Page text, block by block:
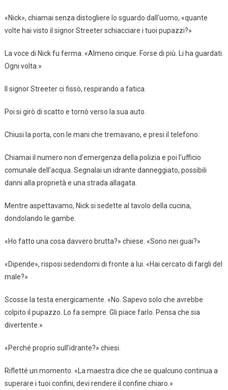
«Nick», chiamai senza distogliere lo sguardo dall’uomo, «quante
volte hai visto il signor Streeter schiacciare i tuoi pupazzi?»
La voce di Nick fu ferma. «Almeno cinque. Forse di più. Li ha guardati.
Ogni volta.»
Il signor Streeter ci fissò, respirando a fatica.
Poi si girò di scatto e tornò verso la sua auto.
Chiusi la porta, con le mani che tremavano, e presi il telefono.
Chiamai il numero non d’emergenza della polizia e poi l’ufficio
comunale dell’acqua. Segnalai un idrante danneggiato, possibili
danni alla proprietà e una strada allagata.
Mentre aspettavamo, Nick si sedette al tavolo della cucina,
dondolando le gambe.
«Ho fatto una cosa davvero brutta?» chiese. «Sono nei guai?»
«Dipende», risposi sedendomi di fronte a lui. «Hai cercato di fargli del
male?»
Scosse la testa energicamente. «No. Sapevo solo che avrebbe
colpito il pupazzo. Lo fa sempre. Gli piace farlo. Pensa che sia
divertente.»
«Perché proprio sull’idrante?» chiesi.
Rifletté un momento. «La maestra dice che se qualcuno continua a
superare i tuoi confini, devi rendere il confine chiaro.»